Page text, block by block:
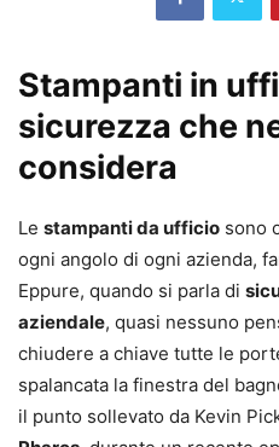
Stampanti in
sicurezza che
considera
Le stampanti da ufficio sono
ogni angolo di ogni azienda,
Eppure, quando si parla di
aziendale, quasi nessuno
chiudere a chiave tutte le
spalancata la finestra del
il punto sollevato da Kevin